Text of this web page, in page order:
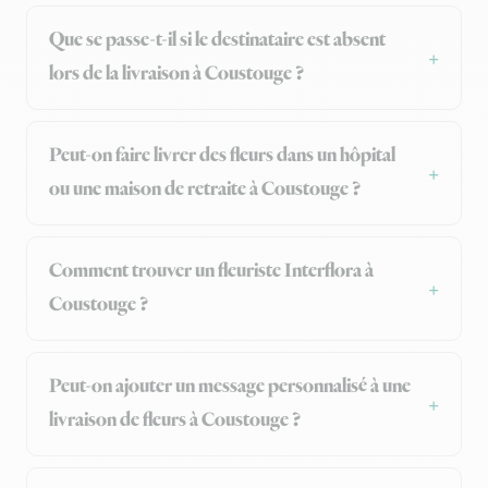
Que se passe-t-il si le destinataire est absent
lors de la livraison à Coustouge ?
Peut-on faire livrer des fleurs dans un hôpital
ou une maison de retraite à Coustouge ?
Comment trouver un fleuriste Interflora à
Coustouge ?
Peut-on ajouter un message personnalisé à une
livraison de fleurs à Coustouge ?